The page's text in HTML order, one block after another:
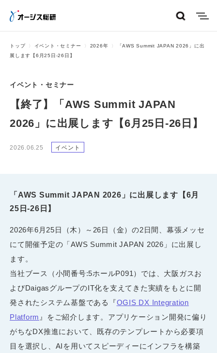
トップ イベント・セミナー 2026年
「AWS Summit JAPAN 2026」に出
展します【6月25日-26日】
イベント・セミナー
【終了】「AWS Summit JAPAN
2026」に出展します【6月25日-26日】
2026.06.25 イベント
「AWS Summit JAPAN 2026」に出展します【6月
25日-26日】
2026年6月25日（木）～26日（金）の2日間、幕張メッセ
にて開催予定の「AWS Summit JAPAN 2026」に出展し
ます。
当社ブース（小間番号:5ホールP091）では、大阪ガスお
よびDaigasグループのIT化を支えてきた実績をもとに開
発されたシステム基盤である『OGIS DX Integration
Platform 』をご紹介します。アプリケーション開発に偏り
がちなDX推進において、既存のテンプレートから必要項
目を選択し、AIを用いてスピーディーにインフラを構築